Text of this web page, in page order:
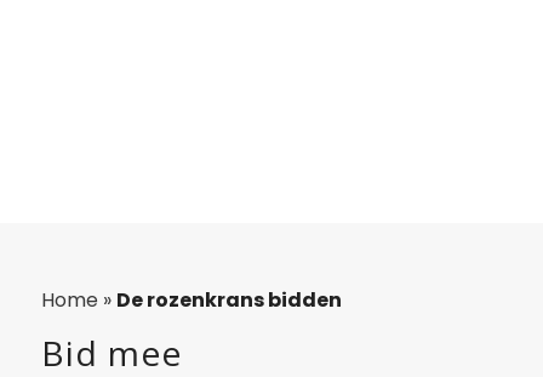
Home » De rozenkrans bidden
Bid mee